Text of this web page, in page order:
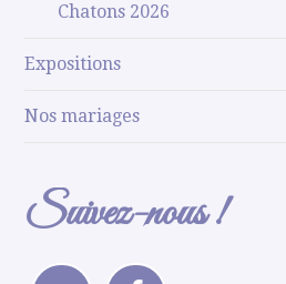
Chatons 2026
Expositions
Nos mariages
Suivez-nous !